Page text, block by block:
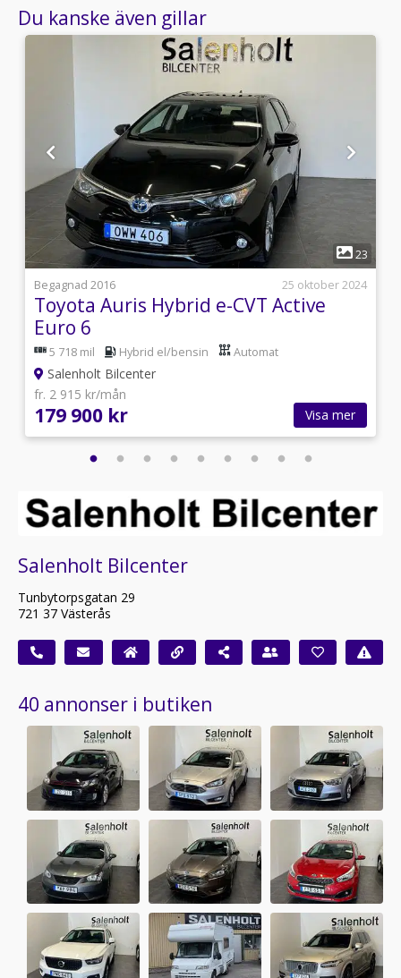
Du kanske även gillar
1
23
Begagnad 2016
25 oktober 2024
Toyota Auris Hybrid e-CVT Active
Euro 6
5 718 mil Hybrid el/bensin Automat
Salenholt Bilcenter
fr. 2 915 kr/mån
179 900 kr Visa mer
Salenholt Bilcenter
Tunbytorpsgatan 29
721 37 Västerås
40 annonser i butiken